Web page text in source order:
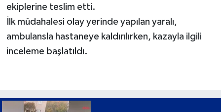
ekiplerine teslim etti.
İlk müdahalesi olay yerinde yapılan yaralı,
ambulansla hastaneye kaldırılırken, kazayla ilgili
inceleme başlatıldı.